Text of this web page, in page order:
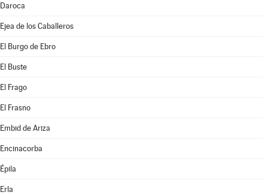
Daroca
Ejea de los Caballeros
El Burgo de Ebro
El Buste
El Frago
El Frasno
Embid de Ariza
Encinacorba
Épila
Erla